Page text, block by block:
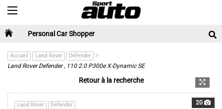
Toggle navigation
Personal Car Shopper
Accueil Land Rover Defender >
Land Rover Defender , 110 2.0 P300e X-Dynamic SE
Retour à la recherche
20
Next
Land Rover Defender